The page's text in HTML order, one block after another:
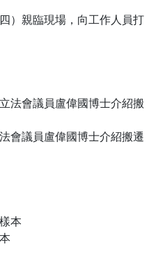
）親臨現場，向工作人員打
會議員盧偉國博士介紹搬遷